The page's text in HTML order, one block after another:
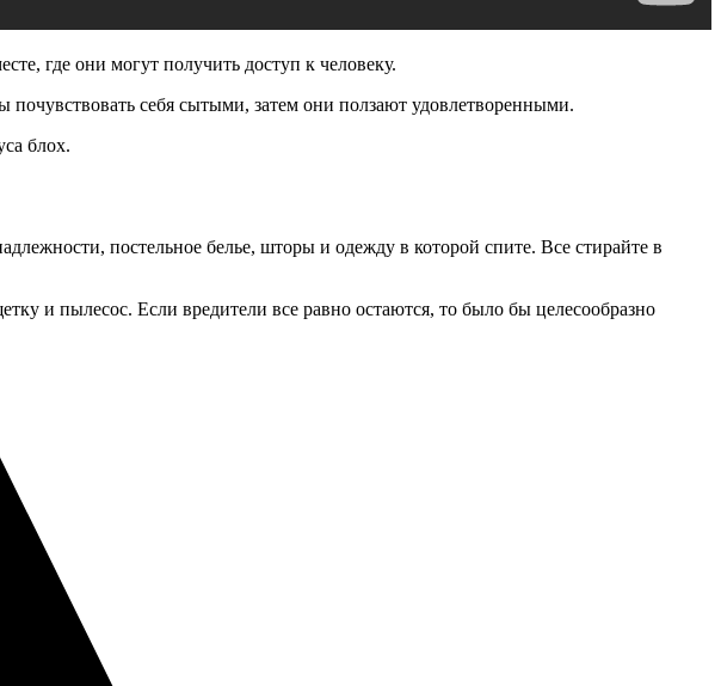
где они могут получить доступ к человеку.
себя сытыми, затем они ползают удовлетворенными.
блох.
постельное белье, шторы и одежду в которой спите. Все стирайте в
и пылесос. Если вредители все равно остаются, то было бы целесообразно